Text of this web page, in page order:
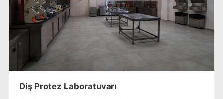
Diş Protez Laboratuvarı